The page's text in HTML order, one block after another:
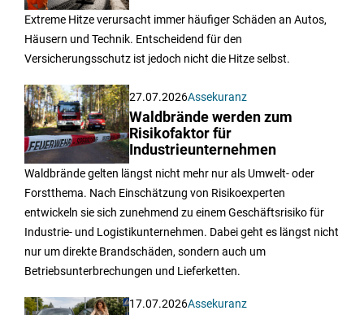
Extreme Hitze verursacht immer häufiger Schäden an Autos,
Häusern und Technik. Entscheidend für den
Versicherungsschutz ist jedoch nicht die Hitze selbst.
27.07.2026Assekuranz
Waldbrände werden zum
Risikofaktor für
Industrieunternehmen
Waldbrände gelten längst nicht mehr nur als Umwelt- oder
Forstthema. Nach Einschätzung von Risikoexperten
entwickeln sie sich zunehmend zu einem Geschäftsrisiko für
Industrie- und Logistikunternehmen. Dabei geht es längst nicht
nur um direkte Brandschäden, sondern auch um
Betriebsunterbrechungen und Lieferketten.
17.07.2026Assekuranz